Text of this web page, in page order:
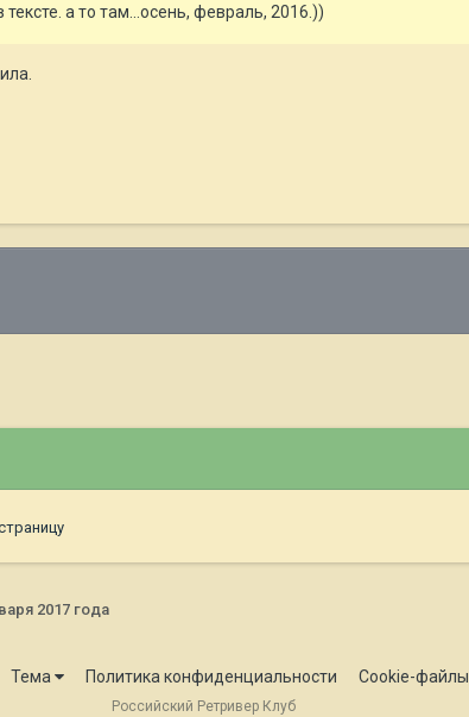
а то там...осень, февраль, 2016.))
2017 года
Тема Политика конфиденциальности Cookie-файлы
Российский Ретривер Клуб